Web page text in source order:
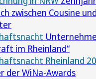
zwischen Cousine
im Rheinland“
Rheinland
der WiNa-Awards